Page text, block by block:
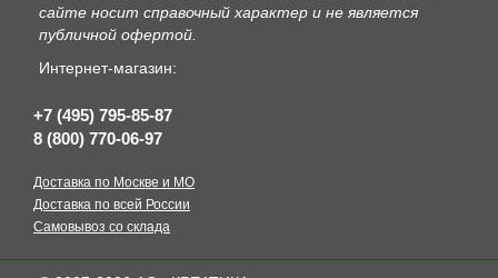
сайте носит справочный характер и не является
публичной офертой.
Интернет-магазин:
+7 (495) 795-85-87
8 (800) 770-06-97
Доставка по Москве и МО
Доставка по всей России
Самовывоз со склада